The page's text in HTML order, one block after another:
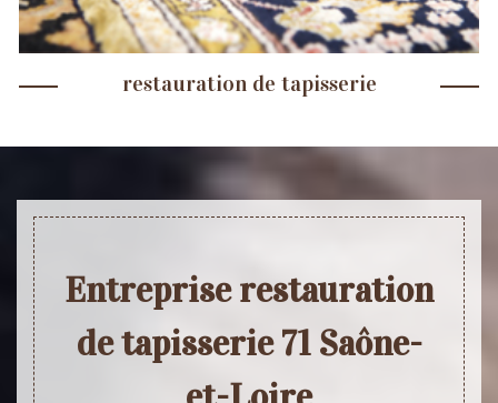
restauration de tapisserie
Entreprise restauration
de tapisserie 71 Saône-